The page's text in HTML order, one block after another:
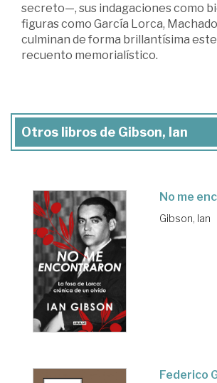
secreto—, sus indagaciones como
figuras como García Lorca,
culminan de forma brillantísima
recuento memorialístico.
Otros libros de Gibson, Ian
No me
Gibson, Ian
Federico